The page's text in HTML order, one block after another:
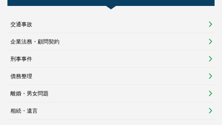
交通事故
企業法務・顧問契約
刑事事件
債務整理
離婚・男女問題
相続・遺言